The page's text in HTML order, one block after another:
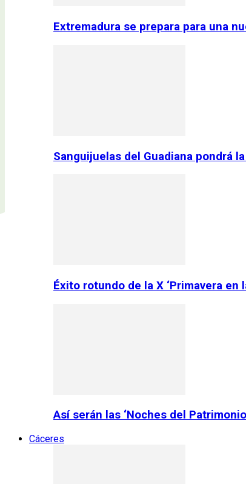
Extremadura se prepara para una
Sanguijuelas del Guadiana pondrá
Éxito rotundo de la X ‘Primavera en
Así serán las ‘Noches del
Cáceres